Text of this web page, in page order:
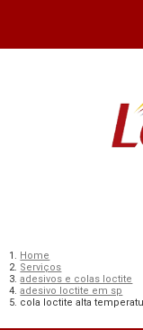
Home
Serviços
adesivos e colas loctite
adesivo loctite em sp
cola loctite alta